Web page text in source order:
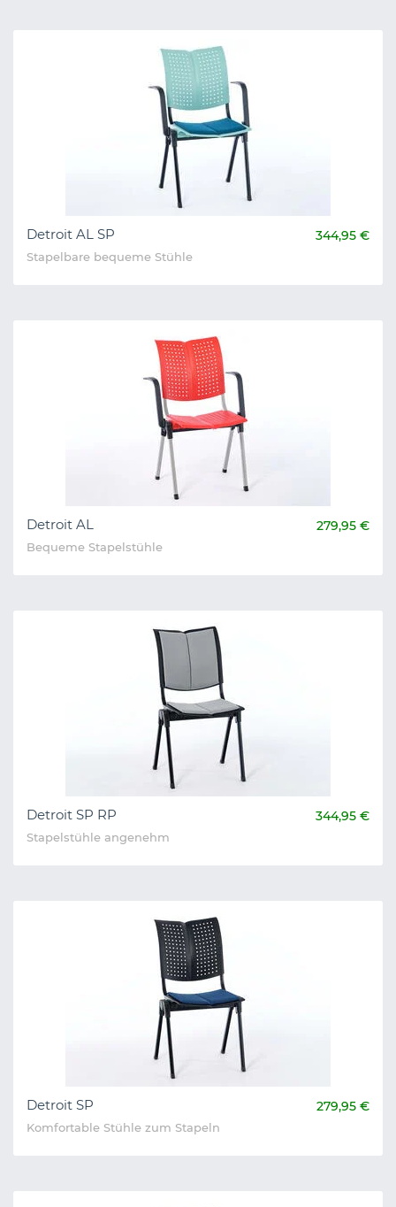
Detroit AL SP 344,95 €
Stapelbare bequeme Stühle
Detroit AL 279,95 €
Bequeme Stapelstühle
Detroit SP RP 344,95 €
Stapelstühle angenehm
Detroit SP 279,95 €
Komfortable Stühle zum Stapeln